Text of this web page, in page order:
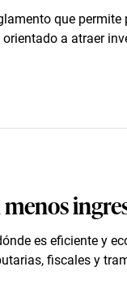
que permite
a atraer
es eficiente y
fiscales y